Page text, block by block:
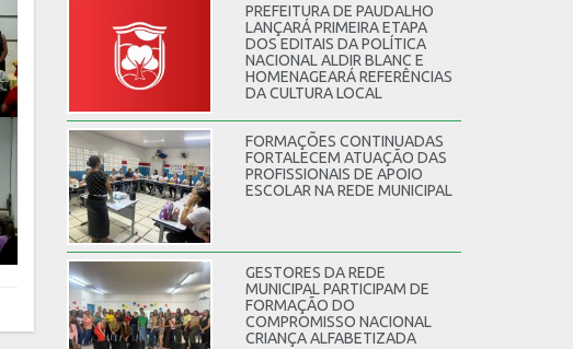
PREFEITURA DE PAUDALHO
LANÇARÁ PRIMEIRA ETAPA
DOS EDITAIS DA POLÍTICA
NACIONAL ALDIR BLANC E
HOMENAGEARÁ REFERÊNCIAS
DA CULTURA LOCAL
FORMAÇÕES CONTINUADAS
FORTALECEM ATUAÇÃO DAS
PROFISSIONAIS DE APOIO
ESCOLAR NA REDE MUNICIPAL
GESTORES DA REDE
MUNICIPAL PARTICIPAM DE
FORMAÇÃO DO
COMPROMISSO NACIONAL
CRIANÇA ALFABETIZADA